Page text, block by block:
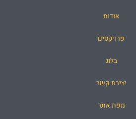
אודות
פרויקטים
בלוג
יצירת קשר
מפת אתר